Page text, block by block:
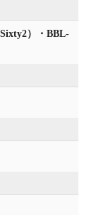
）・BBL-